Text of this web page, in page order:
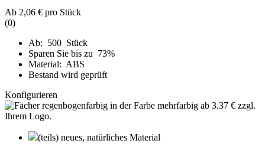
Ab 2,06 € pro Stück
(0)
Ab: 500 Stück
Sparen Sie bis zu 73%
Material: ABS
Bestand wird geprüft
Konfigurieren
(teils) neues, natürliches Material